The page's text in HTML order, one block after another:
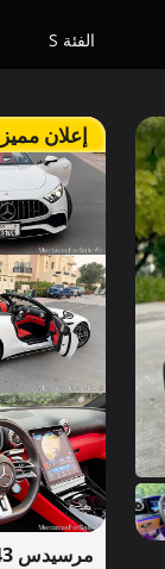
الفئة S
إعلان مميز
مرسيدس SL43 للبيع